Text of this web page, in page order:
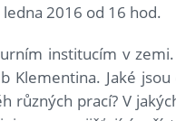
2016 od 16 hod.
institucím v
Jaké
různých prací? V